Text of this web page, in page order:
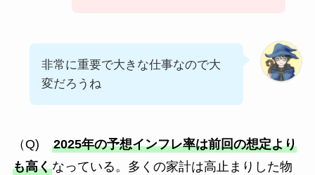
非常に重要で大きな仕事なので大
変だろうね
（Q) 2025年の予想インフレ率は前回の想定より
も高くなっている。多くの家計は高止まりした物